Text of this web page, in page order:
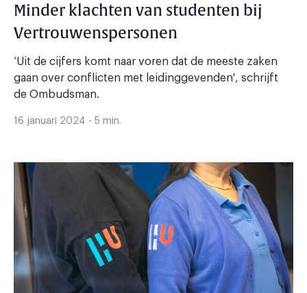
Minder klachten van studenten bij
Vertrouwenspersonen
‘Uit de cijfers komt naar voren dat de meeste zaken
gaan over conflicten met leidinggevenden', schrijft
de Ombudsman.
16 januari 2024 - 5 min.